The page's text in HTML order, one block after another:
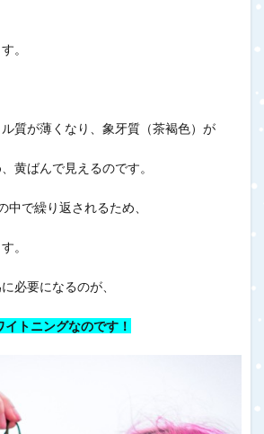
。
質が薄くなり、象牙質（茶褐色）が
黄ばんで見えるのです。
中で繰り返されるため、
。
必要になるのが、
トニングなのです！